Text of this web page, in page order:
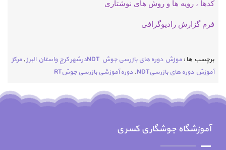
کدها ، رویه ها و روش های نوشتاری
فرم گزارش رادیوگرافی
برچسب ها :موزش دوره های بازرسی جوش NDTدرشهر کرج واستان البرز , مرکز
آموزش دوره های بازرسیNDT
,دوره آموزشی بازرسی جوشRT
آموزشگاه جوشگاری کسری